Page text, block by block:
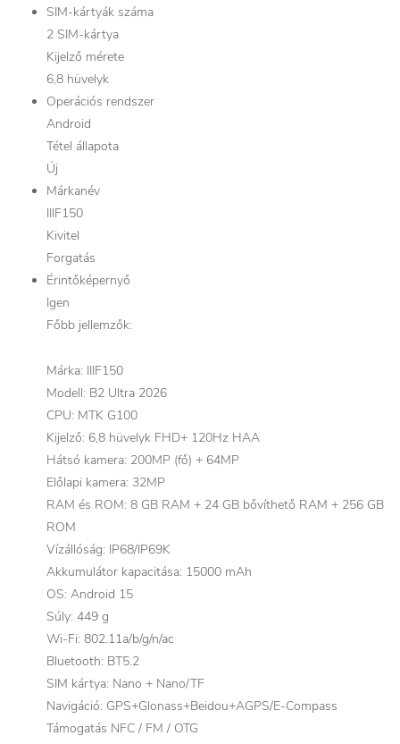
SIM-kártyák száma
2 SIM-kártya
Kijelző mérete
6,8 hüvelyk
Operációs rendszer
Android
Tétel állapota
Új
Márkanév
IIIF150
Kivitel
Forgatás
Érintőképernyő
Igen
Főbb jellemzők:
Márka: IIIF150
Modell: B2 Ultra 2026
CPU: MTK G100
Kijelző: 6,8 hüvelyk FHD+ 120Hz HAA
Hátsó kamera: 200MP (fő) + 64MP
Előlapi kamera: 32MP
RAM és ROM: 8 GB RAM + 24 GB bővíthető RAM + 256 GB
ROM
Vízállóság: IP68/IP69K
Akkumulátor kapacitása: 15000 mAh
OS: Android 15
Súly: 449 g
Wi-Fi: 802.11a/b/g/n/ac
Bluetooth: BT5.2
SIM kártya: Nano + Nano/TF
Navigáció: GPS+Glonass+Beidou+AGPS/E-Compass
Támogatás NFC / FM / OTG